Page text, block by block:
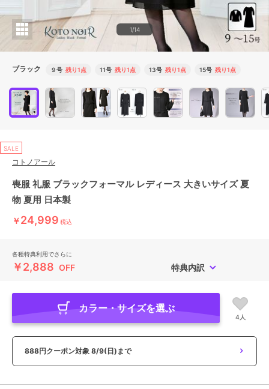
1/14
ブラック ９号 残り1点 11号 残り1点 13号 残り1点 15号 残り1点
SALE
コトノアール
喪服 礼服 ブラックフォーマル レディース 大きいサイズ 夏
物 夏用 日本製
￥24,999 税込
各種特典利用でさらに
￥2,888 OFF 特典内訳
カラー・サイズを選ぶ
4人
888円クーポン対象 8/9(日)まで